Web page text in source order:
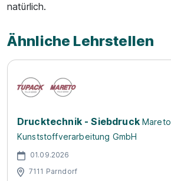
natürlich.
Ähnliche Lehrstellen
Drucktechnik - Siebdruck Mareto
Kunststoffverarbeitung GmbH
01.09.2026
7111 Parndorf